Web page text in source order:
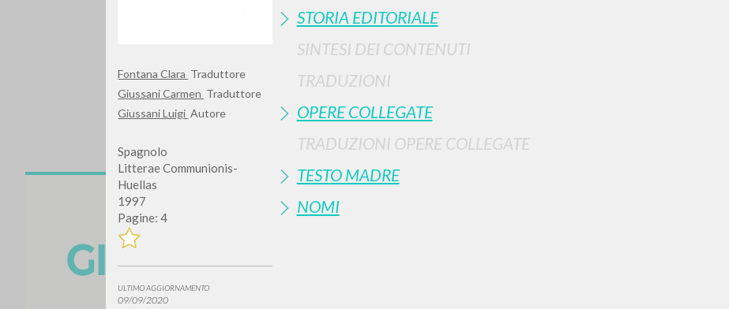
Fontana Clara Traduttore
Giussani Carmen Traduttore
Giussani Luigi Autore
Spagnolo
Litterae Communionis-
Huellas
1997
Pagine: 4
ULTIMO AGGIORNAMENTO
09/09/2020
STORIA EDITORIALE
SINTESI DEI CONTENUTI
TRADUZIONI
OPERE COLLEGATE
TRADUZIONI OPERE COLLEGATE
TESTO MADRE
NOMI